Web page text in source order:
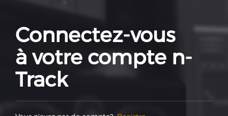
Connectez-vous
à votre compte n-
Track